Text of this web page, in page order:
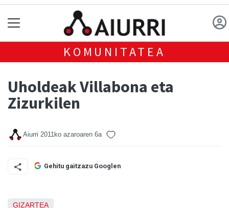
KOMUNITATEA
Uholdeak Villabona eta
Zizurkilen
Aiurri 2011ko azaroaren 6a
Gehitu gaitzazu Googlen
GIZARTEA